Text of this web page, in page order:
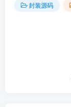
封装源码